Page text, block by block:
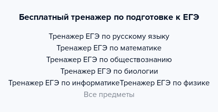
Бесплатный тренажер по подготовке к ЕГЭ
Тренажер ЕГЭ по русскому языку
Тренажер ЕГЭ по математике
Тренажер ЕГЭ по обществознанию
Тренажер ЕГЭ по биологии
Тренажер ЕГЭ по информатикеТренажер ЕГЭ по физике
Все предметы